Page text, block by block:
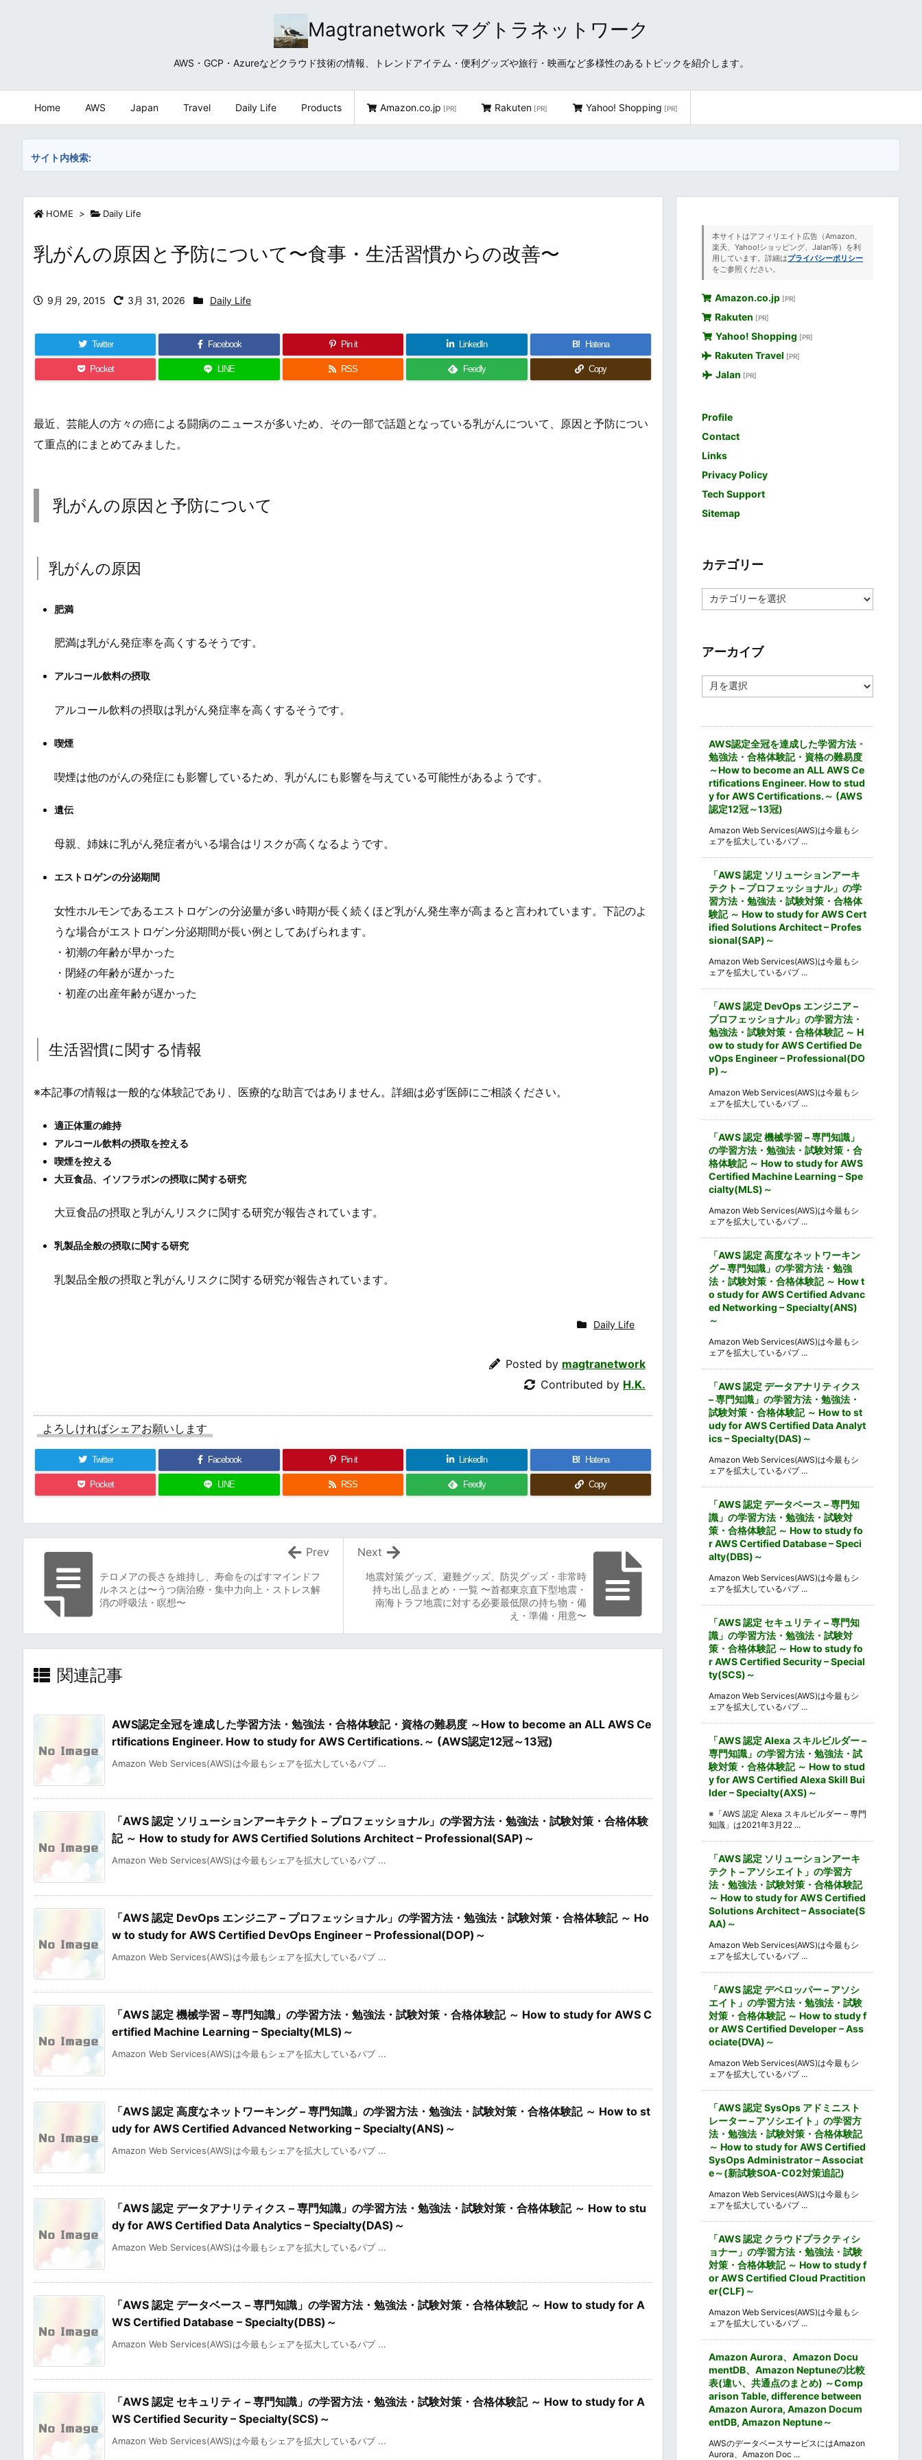
Magtranetwork マグトラネットワーク
AWS・GCP・Azureなどクラウド技術の情報、トレンドアイテム・便利グッズや旅行・映画など多様性のあるトピックを紹介します。
Home AWS Japan Travel Daily Life Products Amazon.co.jp [PR] Rakuten [PR] Yahoo! Shopping [PR]
サイト内検索:
HOME > Daily Life
乳がんの原因と予防について〜食事・生活習慣からの改善〜
9月 29, 2015 3月 31, 2026 Daily Life
Twitter Facebook Pin it LinkedIn B! Hatena
Pocket LINE RSS Feedly Copy
最近、芸能人の方々の癌による闘病のニュースが多いため、その一部で話題となっている乳がんについて、原因と予防につい
て重点的にまとめてみました。
乳がんの原因と予防について
乳がんの原因
肥満
肥満は乳がん発症率を高くするそうです。
アルコール飲料の摂取
アルコール飲料の摂取は乳がん発症率を高くするそうです。
喫煙
喫煙は他のがんの発症にも影響しているため、乳がんにも影響を与えている可能性があるようです。
遺伝
母親、姉妹に乳がん発症者がいる場合はリスクが高くなるようです。
エストロゲンの分泌期間
女性ホルモンであるエストロゲンの分泌量が多い時期が長く続くほど乳がん発生率が高まると言われています。下記のよ
うな場合がエストロゲン分泌期間が長い例としてあげられます。
・初潮の年齢が早かった
・閉経の年齢が遅かった
・初産の出産年齢が遅かった
生活習慣に関する情報
※本記事の情報は一般的な体験記であり、医療的な助言ではありません。詳細は必ず医師にご相談ください。
適正体重の維持
アルコール飲料の摂取を控える
喫煙を控える
大豆食品、イソフラボンの摂取に関する研究
大豆食品の摂取と乳がんリスクに関する研究が報告されています。
乳製品全般の摂取に関する研究
乳製品全般の摂取と乳がんリスクに関する研究が報告されています。
Daily Life
Posted by magtranetwork
Contributed by H.K.
よろしければシェアお願いします
Twitter Facebook Pin it LinkedIn B! Hatena
Pocket LINE RSS Feedly Copy
地震対策グッズ、避難グッズ、防災グッズ・非常時
持ち出し品まとめ・一覧 〜首都東京直下型地震・
南海トラフ地震に対する必要最低限の持ち物・備
え・準備・用意〜
Next
テロメアの長さを維持し、寿命をのばすマインドフ
ルネスとは〜うつ病治療・集中力向上・ストレス解
消の呼吸法・瞑想〜
Prev
関連記事
AWS認定全冠を達成した学習方法・勉強法・合格体験記・資格の難易度 ～How to become an ALL AWS Ce
rtifications Engineer. How to study for AWS Certifications.～ (AWS認定12冠～13冠)
Amazon Web Services(AWS)は今最もシェアを拡大しているパブ ...
「AWS 認定 ソリューションアーキテクト – プロフェッショナル」の学習方法・勉強法・試験対策・合格体験
記 ～ How to study for AWS Certified Solutions Architect – Professional(SAP)～
Amazon Web Services(AWS)は今最もシェアを拡大しているパブ ...
「AWS 認定 DevOps エンジニア – プロフェッショナル」の学習方法・勉強法・試験対策・合格体験記 ～ Ho
w to study for AWS Certified DevOps Engineer – Professional(DOP)～
Amazon Web Services(AWS)は今最もシェアを拡大しているパブ ...
「AWS 認定 機械学習 – 専門知識」の学習方法・勉強法・試験対策・合格体験記 ～ How to study for AWS C
ertified Machine Learning – Specialty(MLS)～
Amazon Web Services(AWS)は今最もシェアを拡大しているパブ ...
「AWS 認定 高度なネットワーキング – 専門知識」の学習方法・勉強法・試験対策・合格体験記 ～ How to st
udy for AWS Certified Advanced Networking – Specialty(ANS)～
Amazon Web Services(AWS)は今最もシェアを拡大しているパブ ...
「AWS 認定 データアナリティクス – 専門知識」の学習方法・勉強法・試験対策・合格体験記 ～ How to stu
dy for AWS Certified Data Analytics – Specialty(DAS)～
Amazon Web Services(AWS)は今最もシェアを拡大しているパブ ...
「AWS 認定 データベース – 専門知識」の学習方法・勉強法・試験対策・合格体験記 ～ How to study for A
WS Certified Database – Specialty(DBS)～
Amazon Web Services(AWS)は今最もシェアを拡大しているパブ ...
「AWS 認定 セキュリティ – 専門知識」の学習方法・勉強法・試験対策・合格体験記 ～ How to study for A
WS Certified Security – Specialty(SCS)～
Amazon Web Services(AWS)は今最もシェアを拡大しているパブ ...
本サイトはアフィリエイト広告（Amazon、
楽天、Yahoo!ショッピング、Jalan等）を利
用しています。詳細はプライバシーポリシー
をご参照ください。
Amazon.co.jp [PR]
Rakuten [PR]
Yahoo! Shopping [PR]
Rakuten Travel [PR]
Jalan [PR]
Profile
Contact
Links
Privacy Policy
Tech Support
Sitemap
カテゴリー
テ
ー
アーカイブ
ー
AWS認定全冠を達成した学習方法・
勉強法・合格体験記・資格の難易度
～How to become an ALL AWS Ce
rtifications Engineer. How to stud
y for AWS Certifications.～ (AWS
認定12冠～13冠)
Amazon Web Services(AWS)は今最もシ
ェアを拡大しているパブ ...
「AWS 認定 ソリューションアーキ
テクト – プロフェッショナル」の学
習方法・勉強法・試験対策・合格体
験記 ～ How to study for AWS Cert
ified Solutions Architect – Profes
sional(SAP)～
Amazon Web Services(AWS)は今最もシ
ェアを拡大しているパブ ...
「AWS 認定 DevOps エンジニア –
プロフェッショナル」の学習方法・
勉強法・試験対策・合格体験記 ～ H
ow to study for AWS Certified De
vOps Engineer – Professional(DO
P)～
Amazon Web Services(AWS)は今最もシ
ェアを拡大しているパブ ...
「AWS 認定 機械学習 – 専門知識」
の学習方法・勉強法・試験対策・合
格体験記 ～ How to study for AWS
Certified Machine Learning – Spe
cialty(MLS)～
Amazon Web Services(AWS)は今最もシ
ェアを拡大しているパブ ...
「AWS 認定 高度なネットワーキン
グ – 専門知識」の学習方法・勉強
法・試験対策・合格体験記 ～ How t
o study for AWS Certified Advanc
ed Networking – Specialty(ANS)
～
Amazon Web Services(AWS)は今最もシ
ェアを拡大しているパブ ...
「AWS 認定 データアナリティクス
– 専門知識」の学習方法・勉強法・
試験対策・合格体験記 ～ How to st
udy for AWS Certified Data Analyt
ics – Specialty(DAS)～
Amazon Web Services(AWS)は今最もシ
ェアを拡大しているパブ ...
「AWS 認定 データベース – 専門知
識」の学習方法・勉強法・試験対
策・合格体験記 ～ How to study fo
r AWS Certified Database – Speci
alty(DBS)～
Amazon Web Services(AWS)は今最もシ
ェアを拡大しているパブ ...
「AWS 認定 セキュリティ – 専門知
識」の学習方法・勉強法・試験対
策・合格体験記 ～ How to study fo
r AWS Certified Security – Special
ty(SCS)～
Amazon Web Services(AWS)は今最もシ
ェアを拡大しているパブ ...
「AWS 認定 Alexa スキルビルダー –
専門知識」の学習方法・勉強法・試
験対策・合格体験記 ～ How to stud
y for AWS Certified Alexa Skill Bui
lder – Specialty(AXS)～
※「AWS 認定 Alexa スキルビルダー – 専門
知識」は2021年3月22 ...
「AWS 認定 ソリューションアーキ
テクト – アソシエイト」の学習方
法・勉強法・試験対策・合格体験記
～ How to study for AWS Certified
Solutions Architect – Associate(S
AA)～
Amazon Web Services(AWS)は今最もシ
ェアを拡大しているパブ ...
「AWS 認定 デベロッパー – アソシ
エイト」の学習方法・勉強法・試験
対策・合格体験記 ～ How to study f
or AWS Certified Developer – Ass
ociate(DVA)～
Amazon Web Services(AWS)は今最もシ
ェアを拡大しているパブ ...
「AWS 認定 SysOps アドミニスト
レーター – アソシエイト」の学習方
法・勉強法・試験対策・合格体験記
～ How to study for AWS Certified
SysOps Administrator – Associat
e～(新試験SOA-C02対策追記)
Amazon Web Services(AWS)は今最もシ
ェアを拡大しているパブ ...
「AWS 認定 クラウドプラクティシ
ョナー」の学習方法・勉強法・試験
対策・合格体験記 ～ How to study f
or AWS Certified Cloud Practition
er(CLF)～
Amazon Web Services(AWS)は今最もシ
ェアを拡大しているパブ ...
Amazon Aurora、Amazon Docu
mentDB、Amazon Neptuneの比較
表(違い、共通点のまとめ) ～Comp
arison Table, difference between
Amazon Aurora, Amazon Docum
entDB, Amazon Neptune～
AWSのデータベースサービスにはAmazon
Aurora、Amazon Doc ...